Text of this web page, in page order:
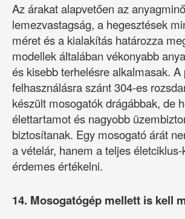
Az árakat alapvetően az
lemezvastagság, a hegesztések
méret és a kialakítás határozza
modellek általában vékonyabb
és kisebb terhelésre alkalmasak.
felhasználásra szánt 304-es
készült mosogatók drágábbak, de
élettartamot és nagyobb
biztosítanak. Egy mosogató árát
a vételár, hanem a teljes
érdemes értékelni.
14. Mosogatógép mellett is kell